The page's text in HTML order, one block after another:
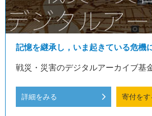
記憶を継承し，いま起きている危機
戦災・災害のデジタルアーカイブ基
詳細をみる 寄付をす